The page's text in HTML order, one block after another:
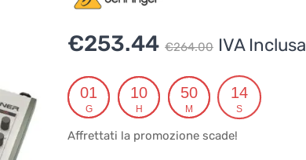
€264.00 Il
prezzo
originale
era:
€264.00.
€253.44
Il
prezzo
attuale
è:
€253.44.
IVA Inclusa
01
G
10
H
50
M
13
S
Affrettati la promozione scade!